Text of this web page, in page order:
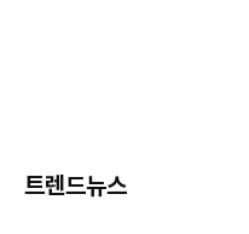
트렌드뉴스